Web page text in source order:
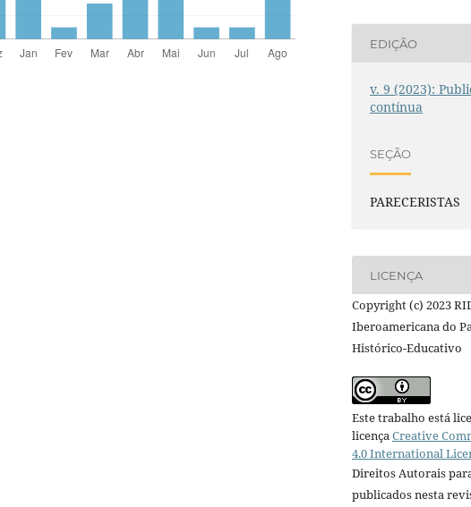
EDIÇÃO
v. 9 (2023):
contínua
SEÇÃO
PARECERISTAS
LICENÇA
Copyright (c) 2023
Iberoamericana do
Histórico-Educativo
Este trabalho está
licençaCreative
4.0 International
Direitos Autorais
publicados nesta